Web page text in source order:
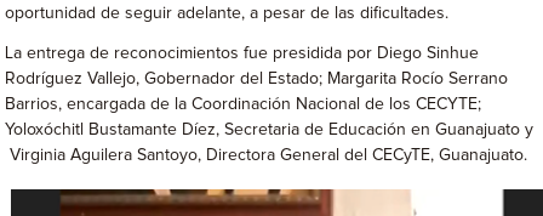
oportunidad de seguir adelante, a pesar de las dificultades.
La entrega de reconocimientos fue presidida por Diego Sinhue
Rodríguez Vallejo, Gobernador del Estado; Margarita Rocío Serrano
Barrios, encargada de la Coordinación Nacional de los CECYTE;
Yoloxóchitl Bustamante Díez, Secretaria de Educación en Guanajuato y
Virginia Aguilera Santoyo, Directora General del CECyTE, Guanajuato.